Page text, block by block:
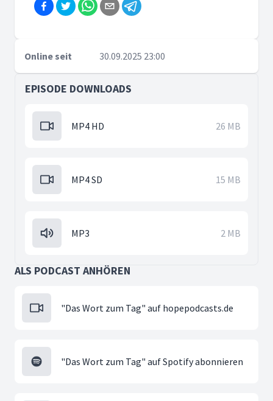
Online seit 30.09.2025 23:00
EPISODE DOWNLOADS
MP4 HD 26 MB
MP4 SD 15 MB
MP3 2 MB
ALS PODCAST ANHÖREN
"Das Wort zum Tag" auf hopepodcasts.de
"Das Wort zum Tag" auf Spotify abonnieren